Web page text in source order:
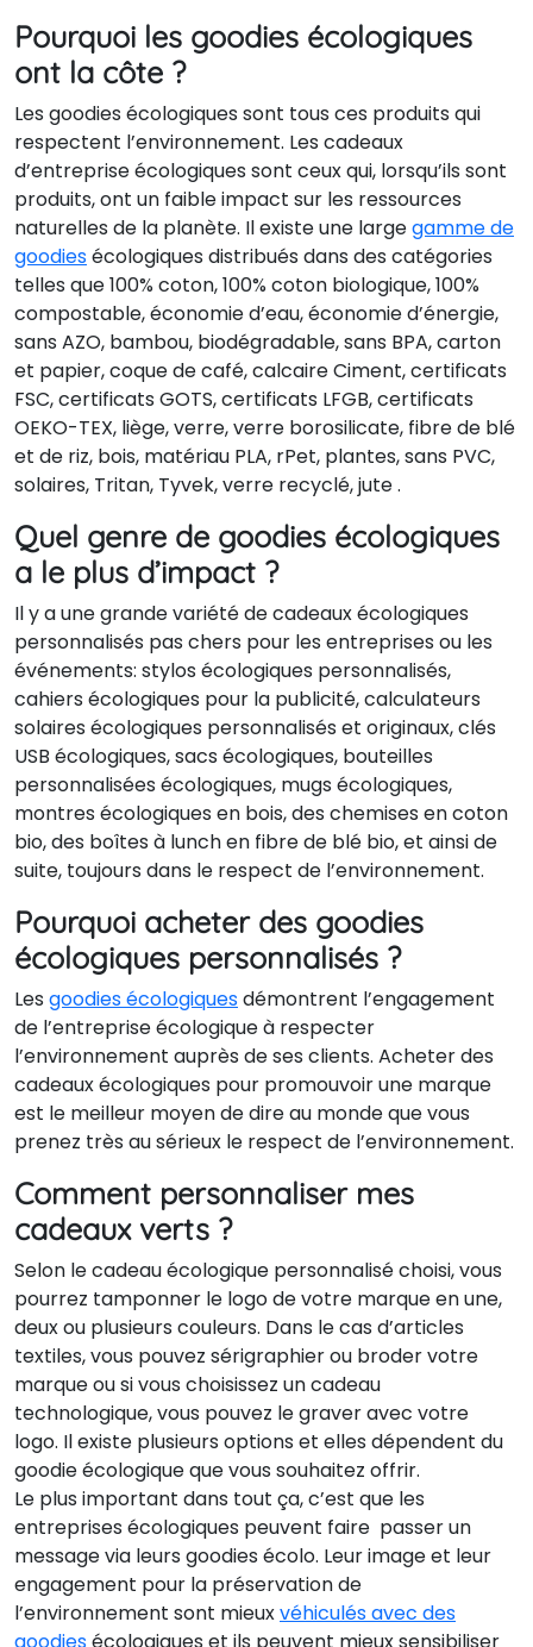
Pourquoi les goodies écologiques
ont la côte ?
Les goodies écologiques sont tous ces produits qui
respectent l’environnement. Les cadeaux
d’entreprise écologiques sont ceux qui, lorsqu’ils sont
produits, ont un faible impact sur les ressources
naturelles de la planète. Il existe une largegamme de
goodiesécologiques distribués dans des catégories
telles que 100% coton, 100% coton biologique, 100%
compostable, économie d’eau, économie d’énergie,
sans AZO, bambou, biodégradable, sans BPA, carton
et papier, coque de café, calcaire Ciment, certificats
FSC, certificats GOTS, certificats LFGB, certificats
OEKO-TEX, liège, verre, verre borosilicate, fibre de blé
et de riz, bois, matériau PLA, rPet, plantes, sans PVC,
solaires, Tritan, Tyvek, verre recyclé, jute .
Quel genre de goodies écologiques
a le plus d’impact ?
Il y a une grande variété de cadeaux écologiques
personnalisés pas chers pour les entreprises ou les
événements: stylos écologiques personnalisés,
cahiers écologiques pour la publicité, calculateurs
solaires écologiques personnalisés et originaux, clés
USB écologiques, sacs écologiques, bouteilles
personnalisées écologiques, mugs écologiques,
montres écologiques en bois, des chemises en coton
bio, des boîtes à lunch en fibre de blé bio, et ainsi de
suite, toujours dans le respect de l’environnement.
Pourquoi acheter des goodies
écologiques personnalisés ?
Les goodies écologiquesdémontrent l’engagement
de l’entreprise écologique à respecter
l’environnement auprès de ses clients. Acheter des
cadeaux écologiques pour promouvoir une marque
est le meilleur moyen de dire au monde que vous
prenez très au sérieux le respect de l’environnement.
Comment personnaliser mes
cadeaux verts ?
Selon le cadeau écologique personnalisé choisi, vous
pourrez tamponner le logo de votre marque en une,
deux ou plusieurs couleurs. Dans le cas d’articles
textiles, vous pouvez sérigraphier ou broder votre
marque ou si vous choisissez un cadeau
technologique, vous pouvez le graver avec votre
logo. Il existe plusieurs options et elles dépendent du
goodie écologique que vous souhaitez offrir.
Le plus important dans tout ça, c’est que les
entreprises écologiques peuvent faire passer un
message via leurs goodies écolo. Leur image et leur
engagement pour la préservation de
l’environnement sont mieuxvéhiculés avec des